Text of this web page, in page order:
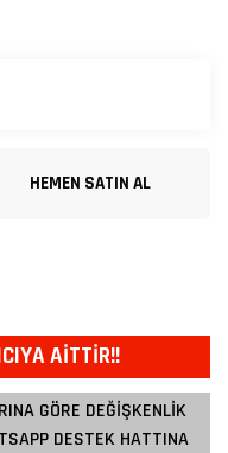
HEMEN SATIN AL
AİTTİR!!
GÖRE DEĞİŞKENLİK
DESTEK HATTINA